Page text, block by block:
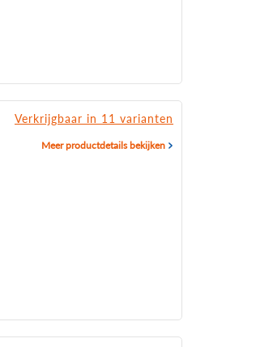
Verkrijgbaar in 11 varianten
Meer productdetails bekijken